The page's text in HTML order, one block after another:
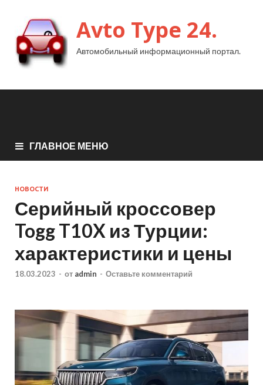
Avto Type 24.
Автомобильный информационный портал.
ГЛАВНОЕ МЕНЮ
НОВОСТИ
Серийный кроссовер
Togg T10X из Турции:
характеристики и цены
18.03.2023 - от admin - Оставьте комментарий